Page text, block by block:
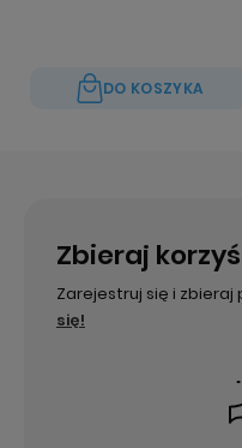
DO KOSZYKA
Zbieraj
Zarejestruj się i zbieraj
się!